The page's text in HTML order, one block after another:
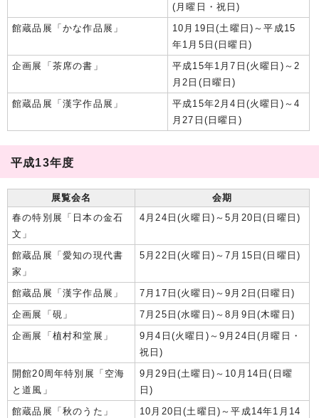
(月曜日・祝日)
館蔵品展「かな作品展」
10月19日(土曜日)～平成15
年1月5日(日曜日)
企画展「茶席の書」
平成15年1月7日(火曜日)～2
月2日(日曜日)
館蔵品展「漢字作品展」
平成15年2月4日(火曜日)～4
月27日(日曜日)
平成13年度
展覧会名
会期
春の特別展「日本の金石
文」
4月24日(火曜日)～5月20日(日曜日)
館蔵品展「愛知の現代書
家」
5月22日(火曜日)～7月15日(日曜日)
館蔵品展「漢字作品展」
7月17日(火曜日)～9月2日(日曜日)
企画展「硯」
7月25日(水曜日)～8月9日(木曜日)
企画展「植村和堂展」
9月4日(火曜日)～9月24日(月曜日・
祝日)
開館20周年特別展「空海
と道風」
9月29日(土曜日)～10月14日(日曜
日)
館蔵品展「秋のうた」
10月20日(土曜日)～平成14年1月14